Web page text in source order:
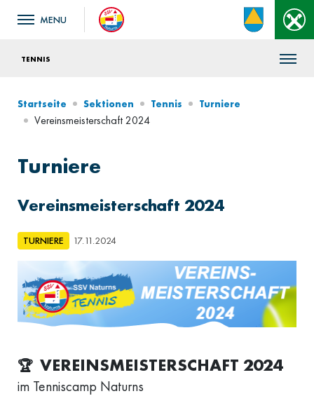
TENNIS
Startseite Sektionen Tennis Turniere
Vereinsmeisterschaft 2024
Turniere
Vereinsmeisterschaft 2024
TURNIERE 17.11.2024
🏆 VEREINSMEISTERSCHAFT 2024
im Tenniscamp Naturns